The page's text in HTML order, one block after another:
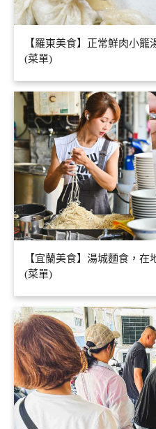
【羅東美食】正常鮮肉小
(菜單)
【宜蘭美食】湯城麵食，
(菜單)